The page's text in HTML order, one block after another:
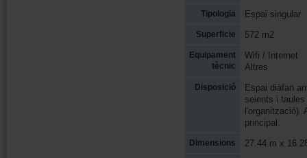
Tipologia Espai singular
Superficie 572 m2
Equipament
tècnic
Wifi / Internet
Altres
Disposició
Espai diàfan
seients i
principal.
Dimensions 27.44 m x